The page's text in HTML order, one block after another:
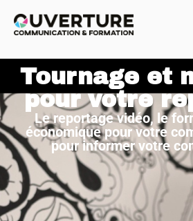
Tournage et
pour votre
Le reportage vidéo, le
économique pour votre
pour informer votre